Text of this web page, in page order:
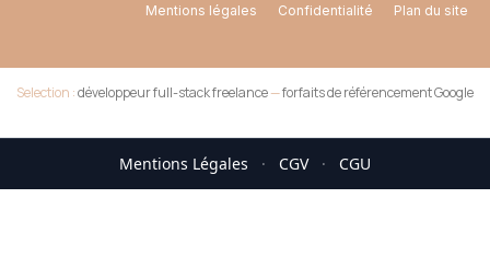
Mentions légales Confidentialité Plan du site
Selection :développeur full-stack freelance—forfaits de référencement Google
Mentions Légales · CGV · CGU